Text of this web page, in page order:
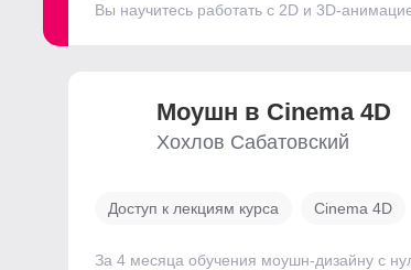
Вы научитесь работать с 2D и 3D-
Моушн в Cinema 4D
Хохлов Сабатовский
Доступ к лекциям курса Cinema 4D
За 4 месяца обучения моушн-дизайну с